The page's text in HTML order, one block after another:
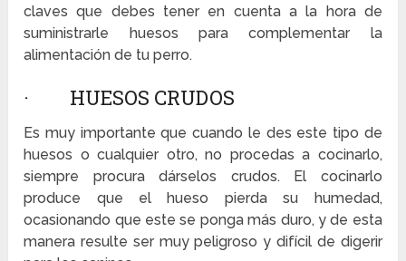
claves que debes tener en cuenta a la hora de
suministrarle huesos para complementar la
alimentación de tu perro.
· HUESOS CRUDOS
Es muy importante que cuando le des este tipo de
huesos o cualquier otro, no procedas a cocinarlo,
siempre procura dárselos crudos. El cocinarlo
produce que el hueso pierda su humedad,
ocasionando que este se ponga más duro, y de esta
manera resulte ser muy peligroso y difícil de digerir